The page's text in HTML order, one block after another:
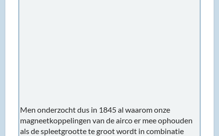
Men onderzocht dus in 1845 al waarom onze
magneetkoppelingen van de airco er mee ophouden
als de spleetgrootte te groot wordt in combinatie